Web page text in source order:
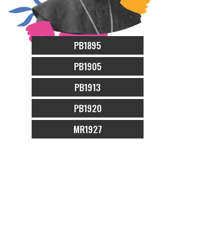
PB1895
PB1905
PB1913
PB1920
MR1927